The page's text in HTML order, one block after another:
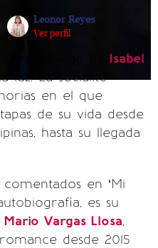
Leonor Reyes
Ver perfil
vida de
Isabel
luz. La socialité
en el que
de su vida desde
hasta su llegada
en ‘Mi
es su
Mario Vargas Llosa,
desde 2015